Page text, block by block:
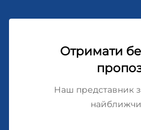
Отримати
Наш представник